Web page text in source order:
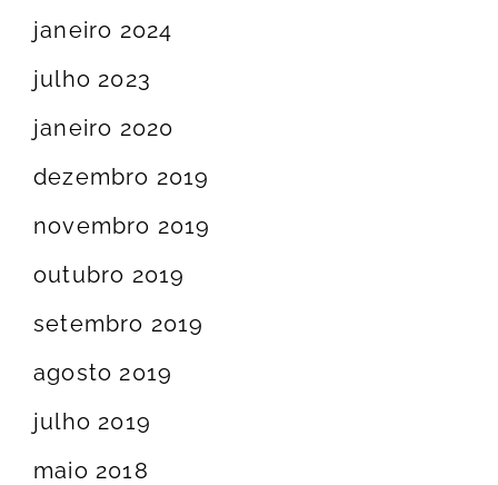
janeiro 2024
julho 2023
janeiro 2020
dezembro 2019
novembro 2019
outubro 2019
setembro 2019
agosto 2019
julho 2019
maio 2018